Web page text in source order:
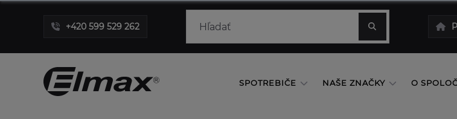
+420 599 529 262
SPOTREBIČE NAŠE ZNAČKY O